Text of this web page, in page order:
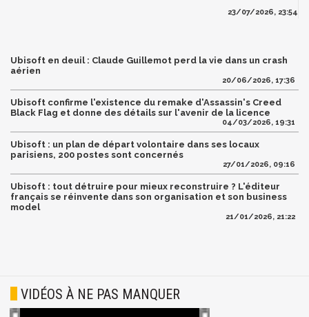
23/07/2026, 23:54
Ubisoft en deuil : Claude Guillemot perd la vie dans un crash
aérien
20/06/2026, 17:36
Ubisoft confirme l'existence du remake d'Assassin's Creed
Black Flag et donne des détails sur l'avenir de la licence
04/03/2026, 19:31
Ubisoft : un plan de départ volontaire dans ses locaux
parisiens, 200 postes sont concernés
27/01/2026, 09:16
Ubisoft : tout détruire pour mieux reconstruire ? L'éditeur
français se réinvente dans son organisation et son business
model
21/01/2026, 21:22
VIDÉOS À NE PAS MANQUER